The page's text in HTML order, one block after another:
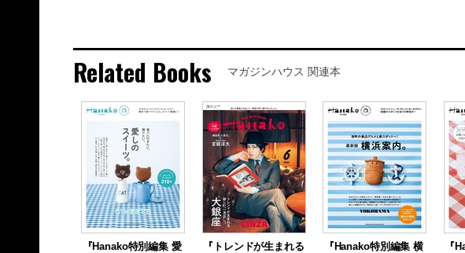
Related Books マガジンハウス 関連本
『Hanako特別編集 愛
『トレンドが生まれる
『Hanako特別編集 横
『